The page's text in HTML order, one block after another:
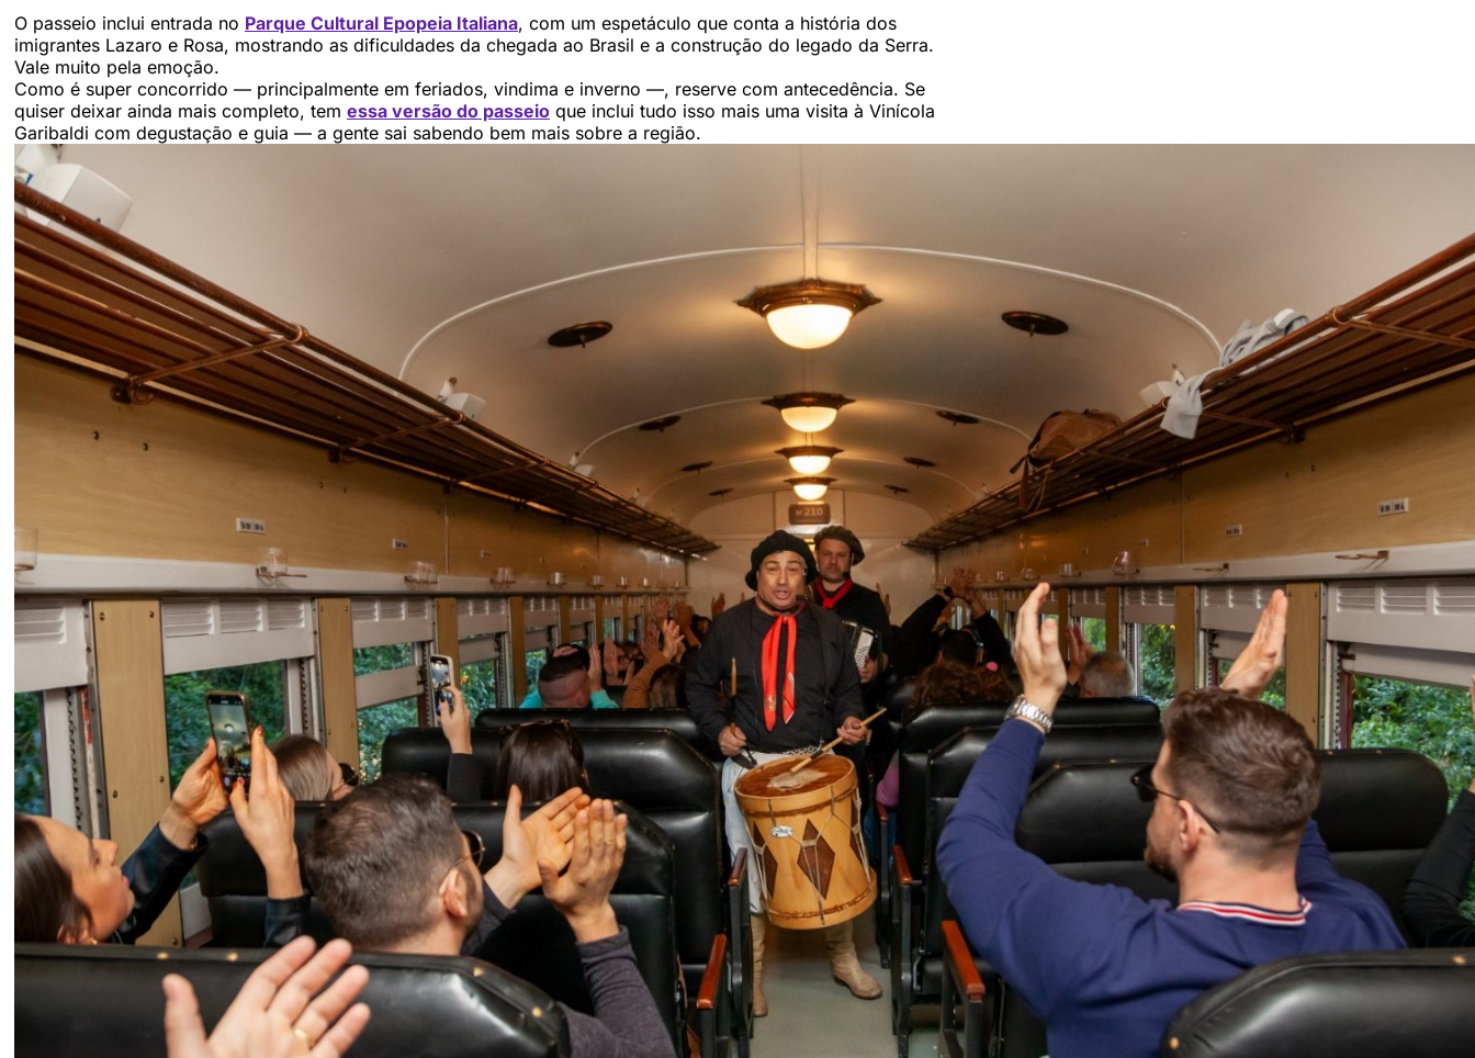
O passeio inclui entrada no Parque Cultural Epopeia Italiana, com um espetáculo que conta a história dos
imigrantes Lazaro e Rosa, mostrando as dificuldades da chegada ao Brasil e a construção do legado da Serra.
Vale muito pela emoção.
Como é super concorrido — principalmente em feriados, vindima e inverno —, reserve com antecedência. Se
quiser deixar ainda mais completo, tem essa versão do passeio que inclui tudo isso mais uma visita à Vinícola
Garibaldi com degustação e guia — a gente sai sabendo bem mais sobre a região.